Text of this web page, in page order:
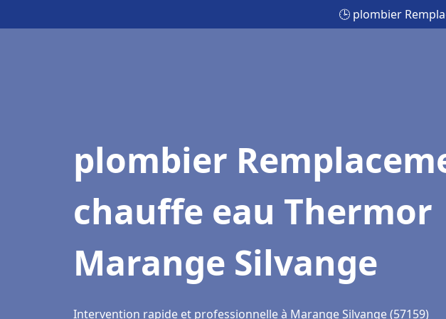
🕒 plombier
plombier
chauffe eau Thermor
Marange Silvange
Intervention rapide et professionnelle à Marange Silvange (57159)